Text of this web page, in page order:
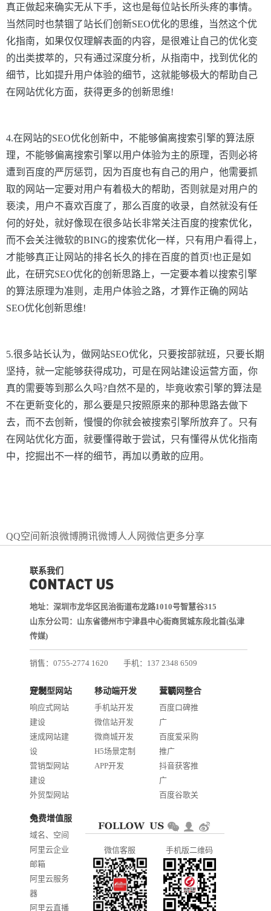
真正做起来确实无从下手，这也是每位站长所头疼的事情。
当然同时也禁锢了站长们创新SEO优化的思维，当然这个优
化指南，如果仅仅理解表面的内容，是很难让自己的优化变
的出类拔萃的，只有通过深度分析，从指南中，找到优化的
细节，比如提升用户体验的细节，这就能够极大的帮助自己
在网站优化方面，获得更多的创新思维!
4.在网站的SEO优化创新中，不能够偏离搜索引擎的算法原
理，不能够偏离搜索引擎以用户体验为主的原理，否则必将
遭到百度的严厉惩罚，因为百度也有自己的用户，他需要抓
取的网站一定要对用户有着极大的帮助，否则就是对用户的
亵渎，用户不喜欢百度了，那么百度的收录，自然就没有任
何的好处，就好像现在很多站长非常关注百度的搜索优化，
而不会关注微软的BING的搜索优化一样，只有用户看得上，
才能够真正让网站的排名长久的排在百度的首页!也正是如
此，在研究SEO优化的创新思路上，一定要本着以搜索引擎
的算法原理为准则，走用户体验之路，才算作正确的 网站
SEO优化创新思维!
5.很多站长认为，做网站SEO优化，只要按部就班，只要长期
坚持，就一定能够获得成功，可是在网站建设运营方面，你
真的需要等到那么久吗?自然不是的，毕竟收索引擎的算法是
不在更新变化的，那么要是只按照原来的那种思路去做下
去，而不去创新，慢慢的你就会被搜索引擎所放弃了。只有
在网站优化方面，就要懂得敢于尝试，只有懂得从优化指南
中，挖掘出不一样的细节，再加以勇敢的应用。
QQ空间 新浪微博腾讯微博人人网微信更多分享
联系我们
地址：深圳市龙华区民治街道布龙路1010号智慧谷315
山东分公司：山东省德州市宁津县中心街商贸城东段北首(弘津
传媒)
销售：0755-2774 1620
手机：137 2348 6509
邮箱：services@jiasuweb.com
定制型网站开发
响应式网站
建设
速成网站建
设
营销型网站
建设
外贸型网站
商城网站开
发
门户信息平
台开发
移动端开发
手机站开发
微信站开发
微商城开发
H5场景定制
APP开发
互联网整合营销
百度口碑推
广
百度爱采购
推广
抖音获客推
广
百度谷歌关
AI智能发布
免费增值服务
域名、空间
阿里云企业
邮箱
阿里云服务
器
阿里云直播
微信客服 手机版二维码